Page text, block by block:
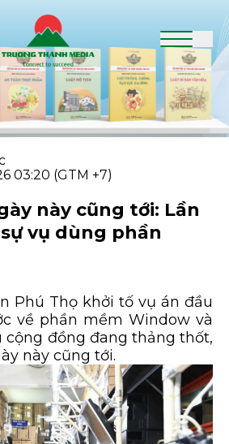
03:20 (GTM +7)
này cũng tới: Lần
vụ dùng phần
Phú Thọ khởi tố vụ án đầu
về phần mềm Window và
cộng đồng đang thảng thốt,
này cũng tới.